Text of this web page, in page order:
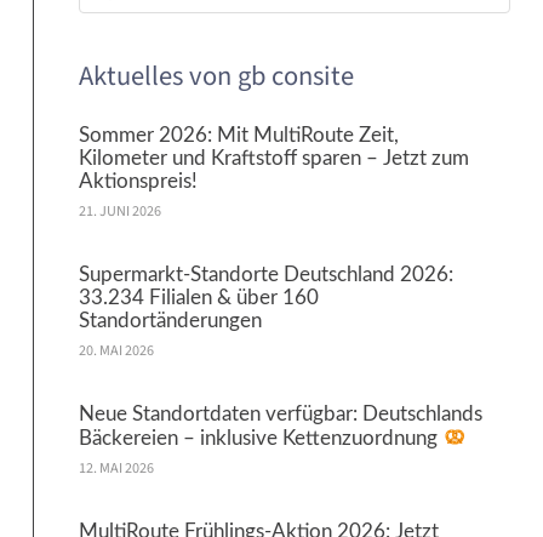
Aktuelles von gb consite
Sommer 2026: Mit MultiRoute Zeit,
Kilometer und Kraftstoff sparen – Jetzt zum
Aktionspreis!
21. JUNI 2026
Supermarkt-Standorte Deutschland 2026:
33.234 Filialen & über 160
Standortänderungen
20. MAI 2026
Neue Standortdaten verfügbar: Deutschlands
Bäckereien – inklusive Kettenzuordnung
12. MAI 2026
MultiRoute Frühlings-Aktion 2026: Jetzt